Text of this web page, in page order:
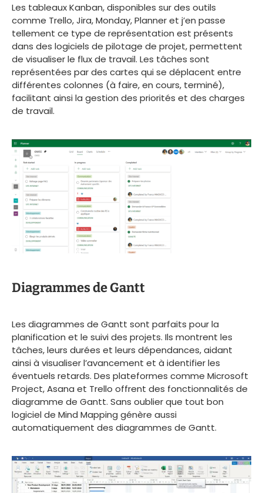
Les tableaux Kanban, disponibles sur des outils
comme Trello, Jira, Monday, Planner et j’en passe
tellement ce type de représentation est présents
dans des logiciels de pilotage de projet, permettent
de visualiser le flux de travail. Les tâches sont
représentées par des cartes qui se déplacent entre
différentes colonnes (à faire, en cours, terminé),
facilitant ainsi la gestion des priorités et des charges
de travail.
Diagrammes de Gantt
Les diagrammes de Gantt sont parfaits pour la
planification et le suivi des projets. Ils montrent les
tâches, leurs durées et leurs dépendances, aidant
ainsi à visualiser l’avancement et à identifier les
éventuels retards. Des plateformes comme Microsoft
Project, Asana et Trello offrent des fonctionnalités de
diagramme de Gantt. Sans oublier que tout bon
logiciel de Mind Mapping génère aussi
automatiquement des diagrammes de Gantt.